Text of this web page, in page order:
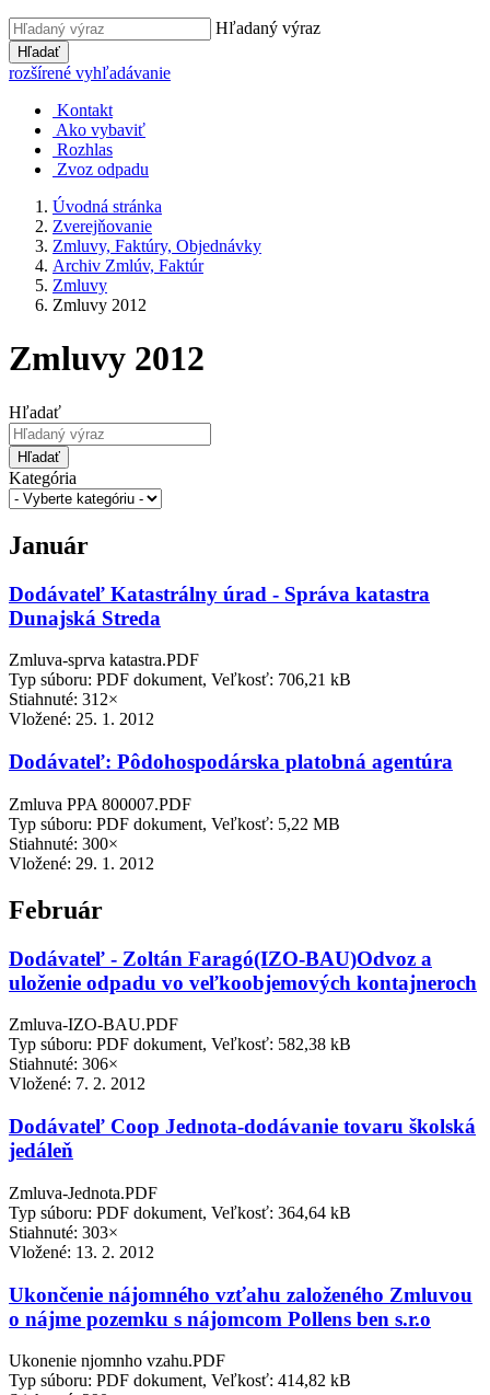
Hľadaný výraz
Hľadať
rozšírené vyhľadávanie
Kontakt
Ako vybaviť
Rozhlas
Zvoz odpadu
Úvodná stránka
Zverejňovanie
Zmluvy, Faktúry, Objednávky
Archiv Zmlúv, Faktúr
Zmluvy
Zmluvy 2012
Zmluvy 2012
Hľadať
Hľadať
Kategória
Január
Dodávateľ Katastrálny úrad - Správa katastra
Dunajská Streda
Zmluva-sprva katastra.PDF
Typ súboru: PDF dokument, Veľkosť: 706,21 kB
Stiahnuté: 312×
Vložené: 25. 1. 2012
Dodávateľ: Pôdohospodárska platobná agentúra
Zmluva PPA 800007.PDF
Typ súboru: PDF dokument, Veľkosť: 5,22 MB
Stiahnuté: 300×
Vložené: 29. 1. 2012
Február
Dodávateľ - Zoltán Faragó(IZO-BAU)Odvoz a
uloženie odpadu vo veľkoobjemových kontajneroch
Zmluva-IZO-BAU.PDF
Typ súboru: PDF dokument, Veľkosť: 582,38 kB
Stiahnuté: 306×
Vložené: 7. 2. 2012
Dodávateľ Coop Jednota-dodávanie tovaru školská
jedáleň
Zmluva-Jednota.PDF
Typ súboru: PDF dokument, Veľkosť: 364,64 kB
Stiahnuté: 303×
Vložené: 13. 2. 2012
Ukončenie nájomného vzťahu založeného Zmluvou
o nájme pozemku s nájomcom Pollens ben s.r.o
Ukonenie njomnho vzahu.PDF
Typ súboru: PDF dokument, Veľkosť: 414,82 kB